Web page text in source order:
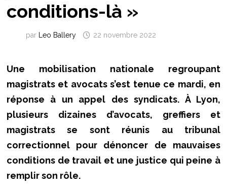
conditions-là »
par Leo Ballery 22 novembre 2022
Une mobilisation nationale regroupant
magistrats et avocats s’est tenue ce mardi, en
réponse à un appel des syndicats. À Lyon,
plusieurs dizaines d’avocats, greffiers et
magistrats se sont réunis au tribunal
correctionnel pour dénoncer de mauvaises
conditions de travail et une justice qui peine à
remplir son rôle.